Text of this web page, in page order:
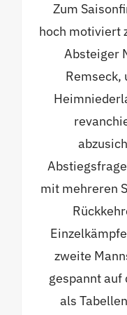
Zum
hoch motiviert
Absteiger
Remseck,
mit mehreren
zweite
gespannt auf
als